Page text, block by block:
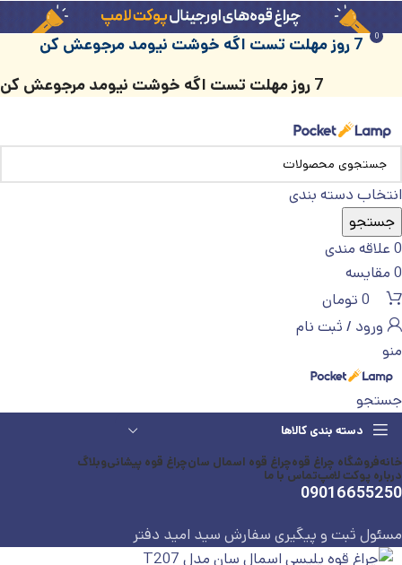
7 روز مهلت تست اگه خوشت نیومد مرجوعش کن
7 روز مهلت تست اگه خوشت نیومد مرجوعش کن
انتخاب دسته بندی
جستجو
0علاقه مندی
0 مقایسه
0
0 تومان
ورود / ثبت نام
منو
جستجو
دسته بندی کالاها
خانهفروشگاه چراغ قوهچراغ قوه اسمال سانچراغ قوه پیشانیوبلاگ
درباره پوکت لامپتماس با ما
09016655250
مسئول ثبت و پیگیری سفارش سید امید دفتر